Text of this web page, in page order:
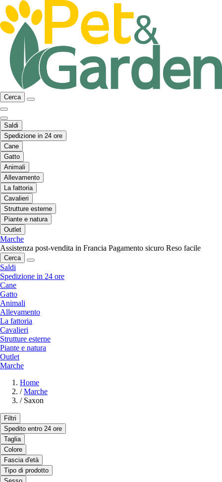
Cerca
Saldi
Spedizione in 24 ore
Cane
Gatto
Animali
Allevamento
La fattoria
Cavalieri
Strutture esterne
Piante e natura
Outlet
Marche
Assistenza post-vendita in Francia Pagamento sicuro Reso facile
Cerca
Saldi
Spedizione in 24 ore
Cane
Gatto
Animali
Allevamento
La fattoria
Cavalieri
Strutture esterne
Piante e natura
Outlet
Marche
Home
/ Marche
/ Saxon
Filtri
Spedito entro 24 ore
Taglia
Colore
Fascia d'età
Tipo di prodotto